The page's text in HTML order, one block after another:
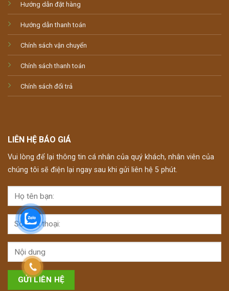
Hướng dẫn đặt hàng
Hướng dẫn thanh toán
Chính sách vận chuyển
Chính sách thanh toán
Chính sách đổi trả
LIÊN HỆ BÁO GIÁ
Vui lòng để lại thông tin cá nhân của quý khách, nhân viên của
chúng tôi sẽ điện lại ngay sau khi gửi liên hệ 5 phút.